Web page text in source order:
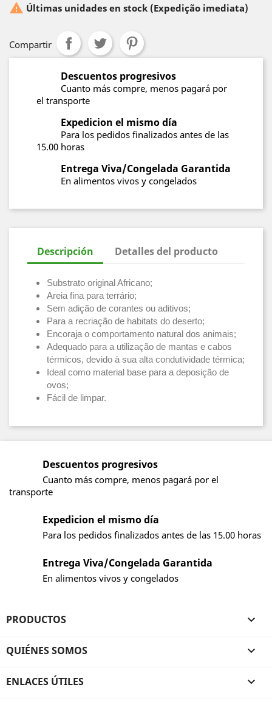
 Últimas unidades en stock (Expedição imediata)
Compartir
Descuentos progresivos
Cuanto más compre, menos pagará por
el transporte
Expedicion el mismo día
Para los pedidos finalizados antes de las
15.00 horas
Entrega Viva/Congelada Garantida
En alimentos vivos y congelados
Descripción Detalles del producto
Substrato original Africano;
Areia fina para terrário;
Sem adição de corantes ou aditivos;
Para a recriação de habitats do deserto;
Encoraja o comportamento natural dos animais;
Adequado para a utilização de mantas e cabos
térmicos, devido à sua alta condutividade térmica;
Ideal como material base para a deposição de
ovos;
Fácil de limpar.
Descuentos progresivos
Cuanto más compre, menos pagará por el
transporte
Expedicion el mismo día
Para los pedidos finalizados antes de las 15.00 horas
Entrega Viva/Congelada Garantida
En alimentos vivos y congelados
PRODUCTOS 
QUIÉNES SOMOS 
ENLACES ÚTILES 